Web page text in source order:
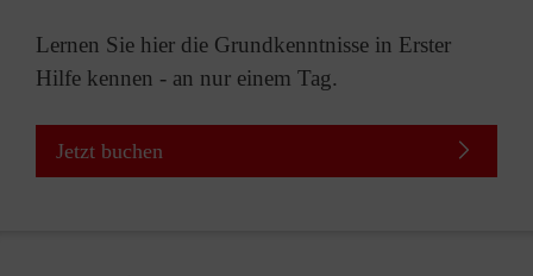
Lernen Sie hier die Grundkenntnisse in Erster
Hilfe kennen - an nur einem Tag.
Jetzt buchen